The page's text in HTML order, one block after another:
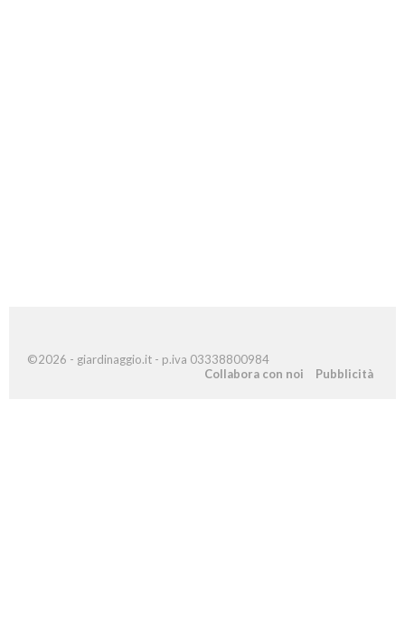
©2026 - giardinaggio.it - p.iva 03338800984
Collabora con noi
Pubblicità